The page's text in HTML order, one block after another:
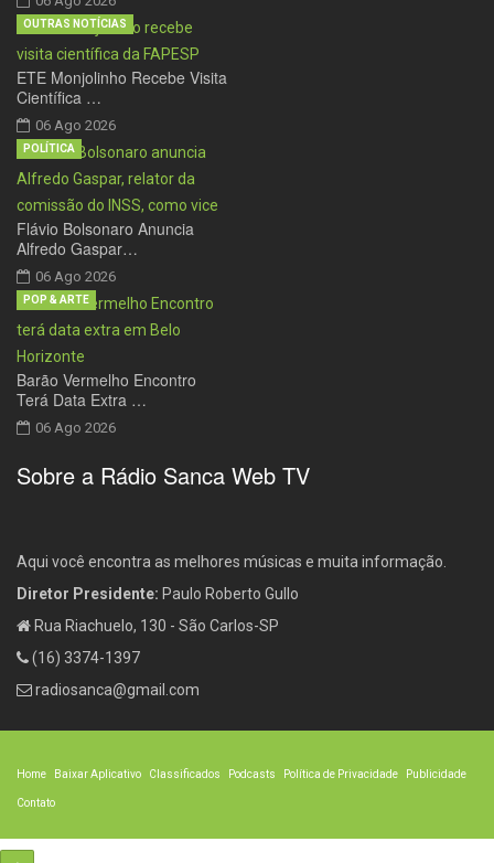
ETE Monjolinho Recebe Visita
Científica …
06 Ago 2026
OUTRAS NOTÍCIAS
Flávio Bolsonaro Anuncia
Alfredo Gaspar…
06 Ago 2026
POLÍTICA
Barão Vermelho Encontro
Terá Data Extra …
06 Ago 2026
POP & ARTE
Sobre a Rádio Sanca Web TV
Aqui você encontra as melhores músicas e muita informação.
Diretor Presidente: Paulo Roberto Gullo
Rua Riachuelo, 130 - São Carlos-SP
(16) 3374-1397
radiosanca@gmail.com
Home Baixar Aplicativo Classificados Podcasts Política de Privacidade Publicidade
Contato